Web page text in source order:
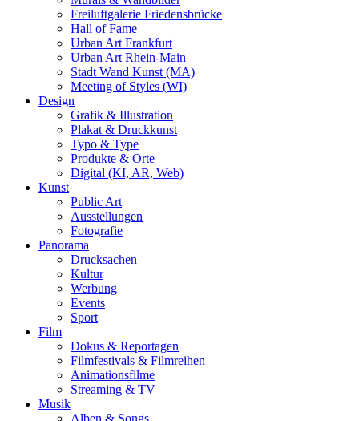
Freiluftgalerie Friedensbrücke
Hall of Fame
Urban Art Frankfurt
Urban Art Rhein-Main
Stadt Wand Kunst (MA)
Meeting of Styles (WI)
Design
Grafik & Illustration
Plakat & Druckkunst
Typo & Type
Produkte & Orte
Digital (KI, AR, Web)
Kunst
Public Art
Ausstellungen
Fotografie
Panorama
Drucksachen
Kultur
Werbung
Events
Sport
Film
Dokus & Reportagen
Filmfestivals & Filmreihen
Animationsfilme
Streaming & TV
Musik
Alben & Songs